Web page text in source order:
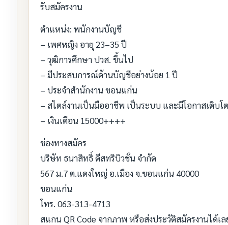
รับสมัครงาน
ตำแหน่ง: พนักงานบัญชี
– เพศหญิง อายุ 23–35 ปี
– วุฒิการศึกษา ปวส. ขึ้นไป
– มีประสบการณ์ด้านบัญชีอย่างน้อย 1 ปี
– ประจำสำนักงาน ขอนแก่น
– สไตล์งานเป็นมืออาชีพ เป็นระบบ และมีโอกาสเติบโต
– เงินเดือน 15000++++
ช่องทางสมัคร
บริษัท ธนาสิทธิ์ ดีสทริบิวชั่น จำกัด
567 ม.7 ต.แดงใหญ่ อ.เมือง จ.ขอนแก่น 40000
ขอนแก่น
โทร. 063-313-4713
สแกน QR Code จากภาพ หรือส่งประวัติสมัครงานได้เล